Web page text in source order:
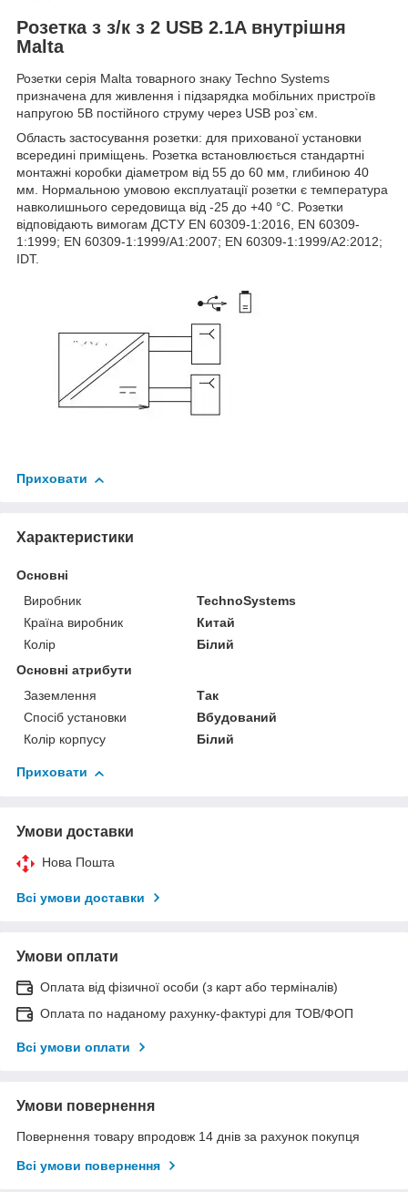
Розетка з з/к з 2 USB 2.1A внутрішня
Malta
Розетки серія Malta товарного знаку Techno Systems
призначена для живлення і підзарядка мобільних пристроїв
напругою 5В постійного струму через USB роз`єм.
Область застосування розетки: для прихованої установки
всередині приміщень. Розетка встановлюється стандартні
монтажні коробки діаметром від 55 до 60 мм, глибиною 40
мм. Нормальною умовою експлуатації розетки є температура
навколишнього середовища від -25 до +40 °С. Розетки
відповідають вимогам ДСТУ EN 60309-1:2016, EN 60309-
1:1999; EN 60309-1:1999/А1:2007; EN 60309-1:1999/А2:2012;
IDT.
Приховати
Характеристики
Основні
Виробник
TechnoSystems
Країна виробник
Китай
Колір
Білий
Основні атрибути
Заземлення
Так
Спосіб установки
Вбудований
Колір корпусу
Білий
Приховати
Умови доставки
Нова Пошта
Всі умови доставки
Умови оплати
Оплата від фізичної особи (з карт або терміналів)
Оплата по наданому рахунку-фактурі для ТОВ/ФОП
Всі умови оплати
Умови повернення
Повернення товару впродовж 14 днів за рахунок покупця
Всі умови повернення